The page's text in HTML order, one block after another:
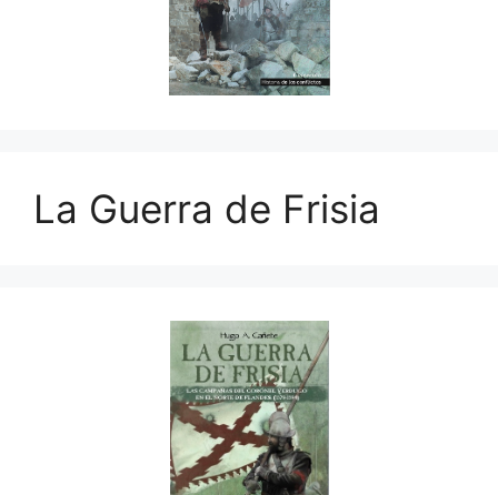
La Guerra de Frisia